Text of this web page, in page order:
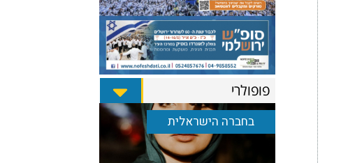
פופולרי
בחברה הישראלית